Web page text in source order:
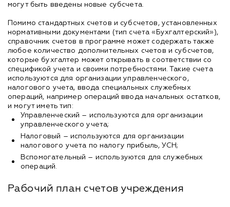
могут быть введены новые субсчета.
Помимо стандартных счетов и субсчетов, установленных
нормативными документами (тип счета «Бухгалтерский»),
справочник счетов в программе может содержать также
любое количество дополнительных счетов и субсчетов,
которые бухгалтер может открывать в соответствии со
спецификой учета и своими потребностями. Такие счета
используются для организации управленческого,
налогового учета, ввода специальных служебных
операций, например операций ввода начальных остатков,
и могут иметь тип:
Управленческий – используются для организации
управленческого учета;
Налоговый – используются для организации
налогового учета по налогу прибыль, УСН;
Вспомогательный – используются для служебных
операций.
Рабочий план счетов учреждения